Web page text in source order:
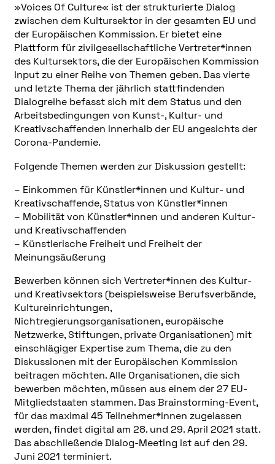
»Voices Of Culture« ist der strukturierte Dialog
zwischen dem Kultursektor in der gesamten EU und
der Europäischen Kommission. Er bietet eine
Plattform für zivilgesellschaftliche Vertreter*innen
des Kultursektors, die der Europäischen Kommission
Input zu einer Reihe von Themen geben. Das vierte
und letzte Thema der jährlich stattfindenden
Dialogreihe befasst sich mit dem Status und den
Arbeitsbedingungen von Kunst-, Kultur- und
Kreativschaffenden innerhalb der EU angesichts der
Corona-Pandemie.
Folgende Themen werden zur Diskussion gestellt:
– Einkommen für Künstler*innen und Kultur- und
Kreativschaffende, Status von Künstler*innen
– Mobilität von Künstler*innen und anderen Kultur-
und Kreativschaffenden
– Künstlerische Freiheit und Freiheit der
Meinungsäußerung
Bewerben können sich Vertreter*innen des Kultur-
und Kreativsektors (beispielsweise Berufsverbände,
Kultureinrichtungen,
Nichtregierungsorganisationen, europäische
Netzwerke, Stiftungen, private Organisationen) mit
einschlägiger Expertise zum Thema, die zu den
Diskussionen mit der Europäischen Kommission
beitragen möchten. Alle Organisationen, die sich
bewerben möchten, müssen aus einem der 27 EU-
Mitgliedstaaten stammen. Das Brainstorming-Event,
für das maximal 45 Teilnehmer*innen zugelassen
werden, findet digital am 28. und 29. April 2021 statt.
Das abschließende Dialog-Meeting ist auf den 29.
Juni 2021 terminiert.